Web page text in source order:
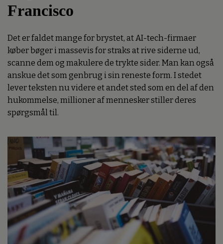
Francisco
Det er faldet mange for brystet, at AI-tech-firmaer
køber bøger i massevis for straks at rive siderne ud,
scanne dem og makulere de trykte sider. Man kan også
anskue det som genbrug i sin reneste form. I stedet
lever teksten nu videre et andet sted som en del af den
hukommelse, millioner af mennesker stiller deres
spørgsmål til.